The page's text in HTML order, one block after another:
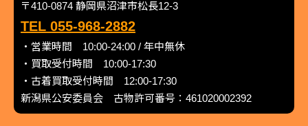
〒410-0874 静岡県沼津市松長12-3
TEL 055-968-2882
・営業時間 10:00-24:00 / 年中無休
・買取受付時間 10:00-17:30
・古着買取受付時間 12:00-17:30
新潟県公安委員会 古物許可番号：461020002392